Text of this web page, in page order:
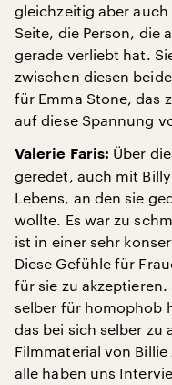
gleichzeitig aber
Seite, die Person, die
gerade verliebt hat.
zwischen diesen
für Emma Stone, das
auf diese Spannung
Valerie Faris: Über
geredet, auch mit Billy
Lebens, an den sie
wollte. Es war zu
ist in einer sehr
Diese Gefühle für
für sie zu akzeptieren.
selber für homophob
das bei sich selber zu
Filmmaterial von
alle haben uns